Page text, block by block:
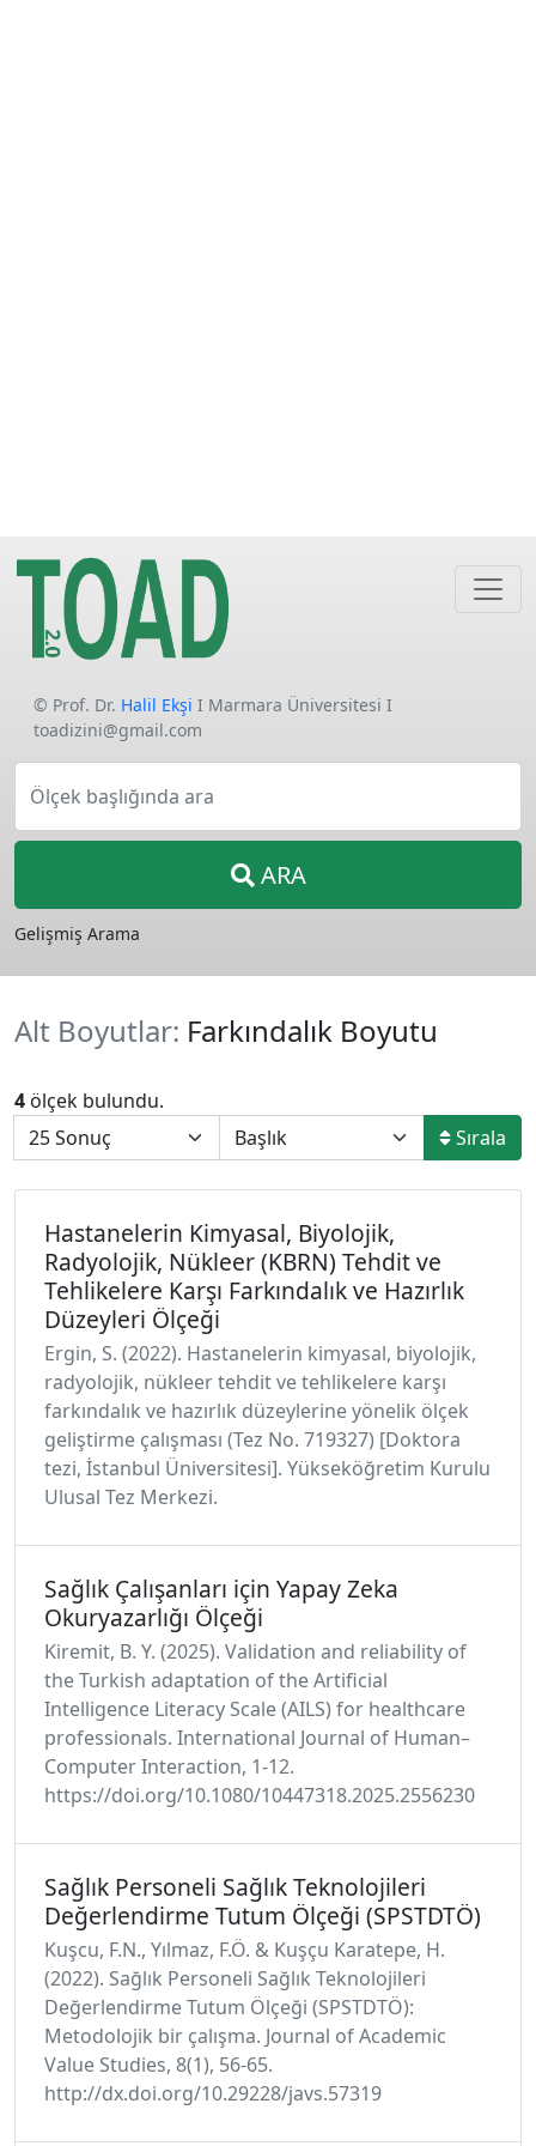
© Prof. Dr. Halil Ekşi I Marmara Üniversitesi I
toadizini@gmail.com
Ölçek başlığında ara
ARA
Gelişmiş Arama
Alt Boyutlar: Farkındalık Boyutu
4 ölçek bulundu.
Sırala
Hastanelerin Kimyasal, Biyolojik,
Radyolojik, Nükleer (KBRN) Tehdit ve
Tehlikelere Karşı Farkındalık ve Hazırlık
Düzeyleri Ölçeği
Ergin, S. (2022). Hastanelerin kimyasal, biyolojik,
radyolojik, nükleer tehdit ve tehlikelere karşı
farkındalık ve hazırlık düzeylerine yönelik ölçek
geliştirme çalışması (Tez No. 719327) [Doktora
tezi, İstanbul Üniversitesi]. Yükseköğretim Kurulu
Ulusal Tez Merkezi.
Sağlık Çalışanları için Yapay Zeka
Okuryazarlığı Ölçeği
Kiremit, B. Y. (2025). Validation and reliability of
the Turkish adaptation of the Artificial
Intelligence Literacy Scale (AILS) for healthcare
professionals. International Journal of Human–
Computer Interaction, 1-12.
https://doi.org/10.1080/10447318.2025.2556230
Sağlık Personeli Sağlık Teknolojileri
Değerlendirme Tutum Ölçeği (SPSTDTÖ)
Kuşcu, F.N., Yılmaz, F.Ö. & Kuşçu Karatepe, H.
(2022). Sağlık Personeli Sağlık Teknolojileri
Değerlendirme Tutum Ölçeği (SPSTDTÖ):
Metodolojik bir çalışma. Journal of Academic
Value Studies, 8(1), 56-65.
http://dx.doi.org/10.29228/javs.57319